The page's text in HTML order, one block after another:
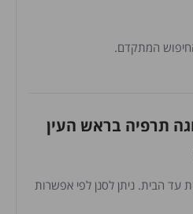
המתקדם.
תרפיה בראש העין
עד הבית. ניתן לסנן לפי אפשרות